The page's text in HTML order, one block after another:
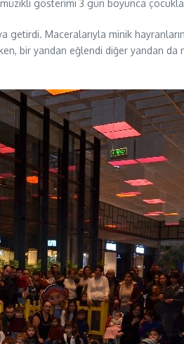
gösterimi 3 gün boyunca
getirdi. Maceralarıyla minik
bir yandan eğlendi diğer yandan da